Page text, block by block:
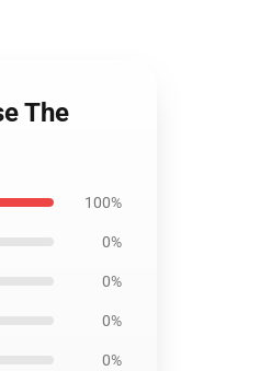
The
100%
0%
0%
0%
0%